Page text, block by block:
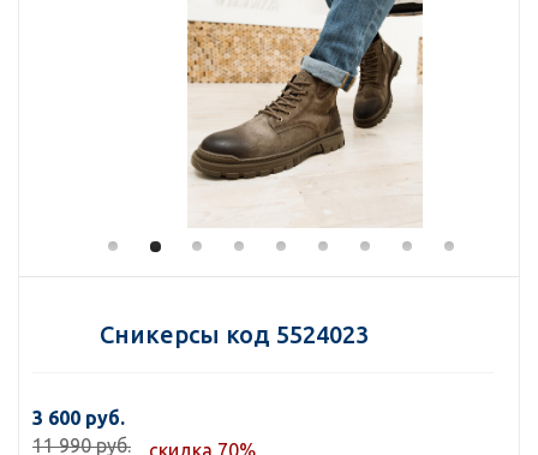
Сникерсы код 5524023
3 600 руб.
11 990 руб.
скидка 70%